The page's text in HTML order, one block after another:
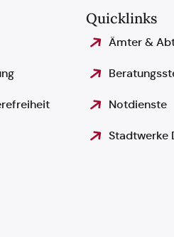
Quicklinks
Ämter &
Notdienste
Stadtwerke